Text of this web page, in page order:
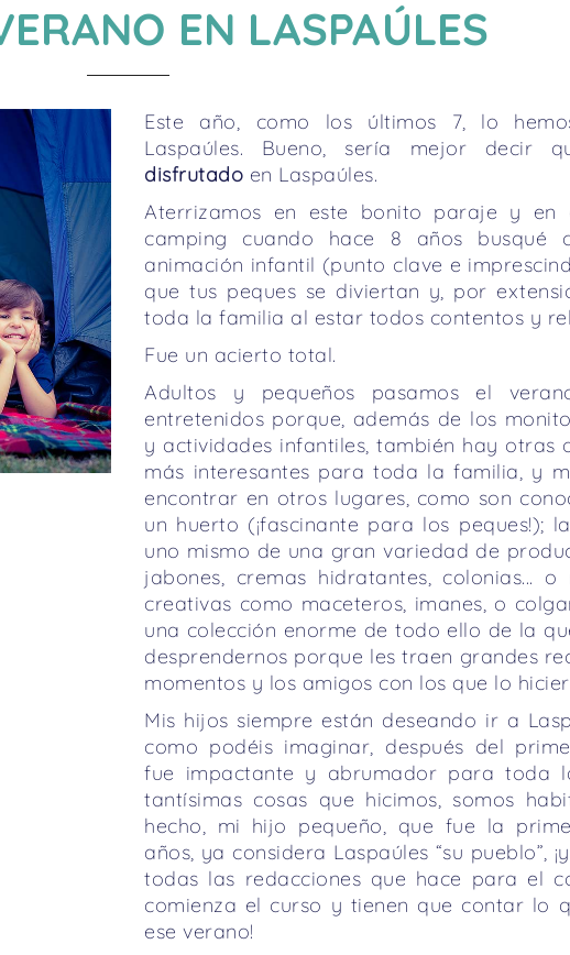
EN LASPAÚLES
Este año, como los últimos 7, lo
Laspaúles. Bueno, sería mejor decir
disfrutado en Laspaúles.
Aterrizamos en este bonito paraje y en
camping cuando hace 8 años busqué
animación infantil (punto clave e
que tus peques se diviertan y, por
toda la familia al estar todos contentos y
Fue un acierto total.
Adultos y pequeños pasamos el
entretenidos porque, además de los
y actividades infantiles, también hay otras
más interesantes para toda la familia, y
encontrar en otros lugares, como son
un huerto (¡fascinante para los peques!);
uno mismo de una gran variedad de
jabones, cremas hidratantes, colonias... o
creativas como maceteros, imanes, o
una colección enorme de todo ello de la
desprendernos porque les traen grandes
momentos y los amigos con los que lo
Mis hijos siempre están deseando ir a
como podéis imaginar, después del
fue impactante y abrumador para toda
tantísimas cosas que hicimos, somos
hecho, mi hijo pequeño, que fue la
años, ya considera Laspaúles “su pueblo”,
todas las redacciones que hace para el
comienza el curso y tienen que contar lo
ese verano!